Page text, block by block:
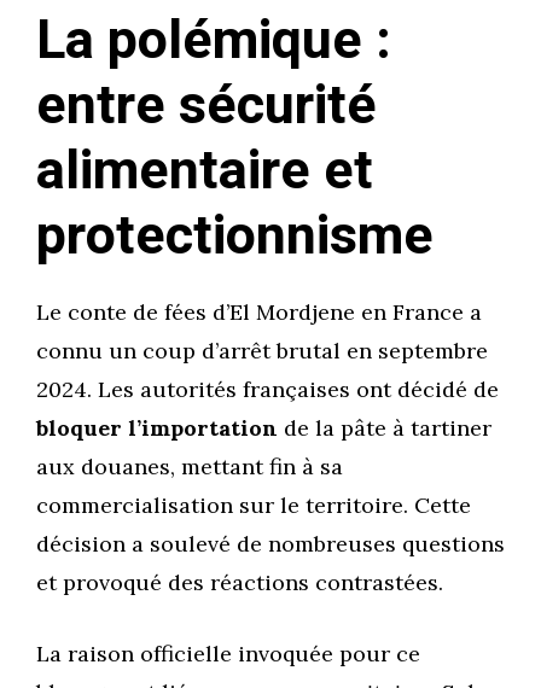
La polémique :
entre sécurité
alimentaire et
protectionnisme
Le conte de fées d’El Mordjene en France a
connu un coup d’arrêt brutal en septembre
2024. Les autorités françaises ont décidé de
bloquer l’importation de la pâte à tartiner
aux douanes, mettant fin à sa
commercialisation sur le territoire. Cette
décision a soulevé de nombreuses questions
et provoqué des réactions contrastées.
La raison officielle invoquée pour ce